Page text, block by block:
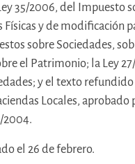
35/2006, del Impuesto
Físicas y de modificación
sobre Sociedades,
el Patrimonio; la Ley
y el texto refundido
Locales, aprobado
2004.
el 26 de febrero.